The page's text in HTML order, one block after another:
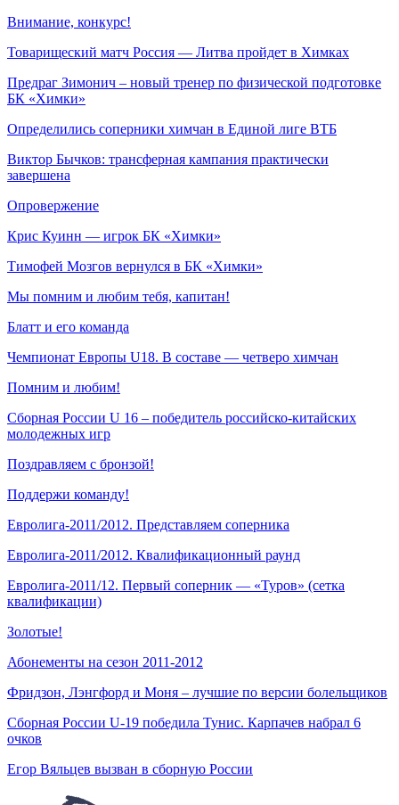
Внимание, конкурс!
Товарищеский матч Россия — Литва пройдет в Химках
Предраг Зимонич – новый тренер по физической подготовке
БК «Химки»
Определились соперники химчан в Единой лиге ВТБ
Виктор Бычков: трансферная кампания практически
завершена
Опровержение
Крис Куинн — игрок БК «Химки»
Тимофей Мозгов вернулся в БК «Химки»
Мы помним и любим тебя, капитан!
Блатт и его команда
Чемпионат Европы U18. В составе — четверо химчан
Помним и любим!
Сборная России U 16 – победитель российско-китайских
молодежных игр
Поздравляем с бронзой!
Поддержи команду!
Евролига-2011/2012. Представляем соперника
Евролига-2011/2012. Квалификационный раунд
Евролига-2011/12. Первый соперник — «Туров» (сетка
квалификации)
Золотые!
Абонементы на сезон 2011-2012
Фридзон, Лэнгфорд и Моня – лучшие по версии болельщиков
Сборная России U-19 победила Тунис. Карпачев набрал 6
очков
Егор Вяльцев вызван в сборную России